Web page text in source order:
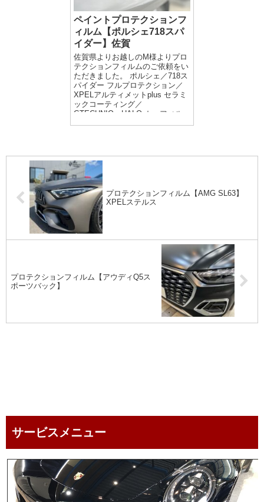
ペイントプロテクションフ
ィルム【ポルシェ718スパ
イダー】佐賀
佐賀県よりお越しのM様よりプロ
テクションフィルムのご依頼をい
ただきました。 ポルシェ／718ス
パイダー フルプロテクション／
XPELアルティメットplus セラミ
ックコーティング／
GTECHNIQ・HALO カーフィル
プロテクションフィルム【AMG SL63】
XPELステルス
プロテクションフィルム【アウディQ5ス
ポーツバック】
サービスメニュー